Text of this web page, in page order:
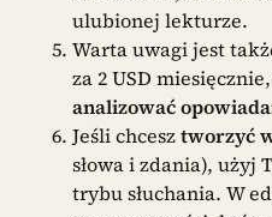
ulubionej lekturze.
Warta uwagi jest
za 2 USD
analizować
Jeśli chcesztworzyć
słowa i zdania), użyj
trybu słuchania. W